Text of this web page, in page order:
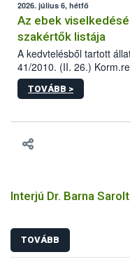
2026. július 6, hétfő
Az ebek
szakértők listája
A kedvtelésből tartott
41/2010. (II. 26.)
sérülés, illetve ennek
hatósági feladatokat,
vonni az ebek
TOVÁBB >
Interjú Dr. Barna
TOVÁBB